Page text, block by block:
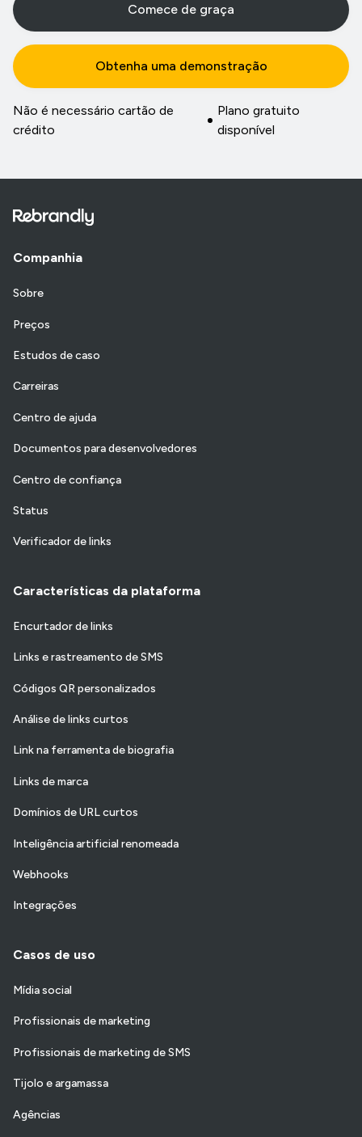
Comece de graça
Obtenha uma demonstração
Não é necessário cartão de
crédito
Plano gratuito
disponível
Companhia
Sobre
Preços
Estudos de caso
Carreiras
Centro de ajuda
Documentos para desenvolvedores
Centro de confiança
Status
Verificador de links
Características da plataforma
Encurtador de links
Links e rastreamento de SMS
Códigos QR personalizados
Análise de links curtos
Link na ferramenta de biografia
Links de marca
Domínios de URL curtos
Inteligência artificial renomeada
Webhooks
Integrações
Casos de uso
Mídia social
Profissionais de marketing
Profissionais de marketing de SMS
Tijolo e argamassa
Agências